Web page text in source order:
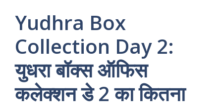
Yudhra Box
Collection Day 2:
युधरा बॉक्स ऑफिस
कलेक्शन डे 2 का कितना